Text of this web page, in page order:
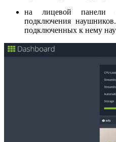
на лицевой панели
подключения
подключенных к нему